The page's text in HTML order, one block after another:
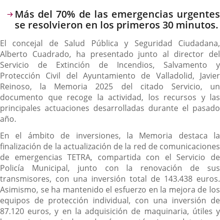
Descripción
Más del 70% de las emergencias urgentes
se resolvieron en los primeros 30 minutos.
El concejal de Salud Pública y Seguridad Ciudadana,
Alberto Cuadrado, ha presentado junto al director del
Servicio de Extinción de Incendios, Salvamento y
Protección Civil del Ayuntamiento de Valladolid, Javier
Reinoso, la Memoria 2025 del citado Servicio, un
documento que recoge la actividad, los recursos y las
principales actuaciones desarrolladas durante el pasado
año.
En el ámbito de inversiones, la Memoria destaca la
finalización de la actualización de la red de comunicaciones
de emergencias TETRA, compartida con el Servicio de
Policía Municipal, junto con la renovación de sus
transmisores, con una inversión total de 143.438 euros.
Asimismo, se ha mantenido el esfuerzo en la mejora de los
equipos de protección individual, con una inversión de
87.120 euros, y en la adquisición de maquinaria, útiles y